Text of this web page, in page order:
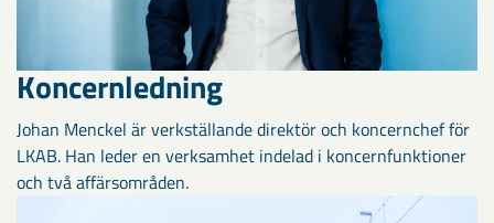
Koncernledning
Johan Menckel är verkställande direktör och koncernchef för
LKAB. Han leder en verksamhet indelad i koncernfunktioner
och två affärsområden.